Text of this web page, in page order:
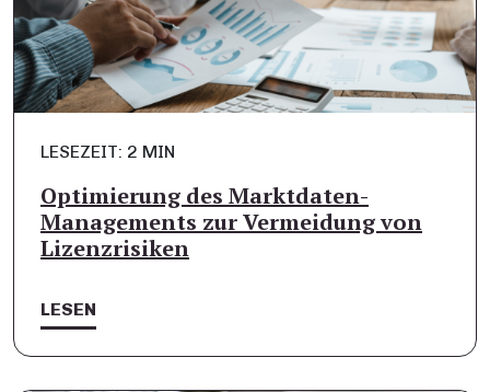
LESEZEIT: 2 MIN
Optimierung des Marktdaten-
Managements zur Vermeidung von
Lizenzrisiken
LESEN